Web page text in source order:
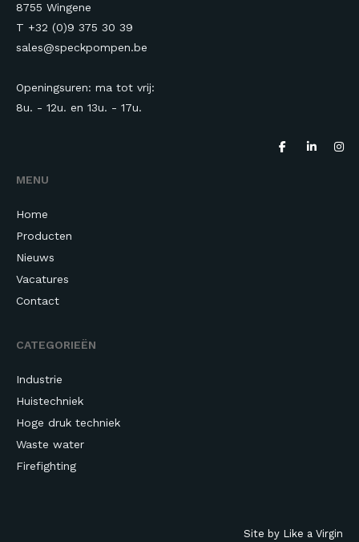
8755 Wingene
T +32 (0)9 375 30 39
sales@speckpompen.be
Openingsuren: ma tot vrij:
8u. - 12u. en 13u. - 17u.
MENU
Home
Producten
Nieuws
Vacatures
Contact
CATEGORIEËN
Industrie
Huistechniek
Hoge druk techniek
Waste water
Firefighting
Site by Like a Virgin